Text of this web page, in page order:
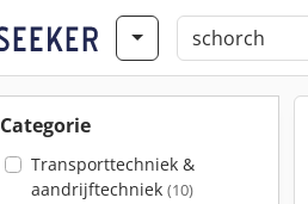
Categorie
Transporttechniek &
aandrijftechniek (10)